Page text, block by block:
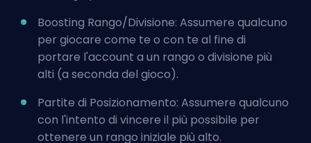
Boosting Rango/Divisione: Assumere qualcuno
per giocare come te o con te al fine di
portare l'account a un rango o divisione più
alti (a seconda del gioco).
Partite di Posizionamento: Assumere qualcuno
con l'intento di vincere il più possibile per
ottenere un rango iniziale più alto.